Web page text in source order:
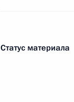
4 марта 2024
Продолжен
Статус материала